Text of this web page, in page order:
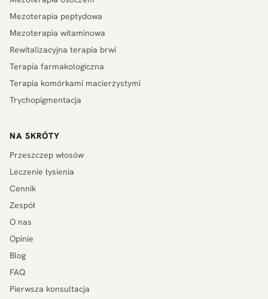
Mezoterapia peptydowa
Mezoterapia witaminowa
Rewitalizacyjna terapia brwi
Terapia farmakologiczna
Terapia komórkami macierzystymi
Trychopigmentacja
NA SKRÓTY
Przeszczep włosów
Leczenie łysienia
Cennik
Zespół
O nas
Opinie
Blog
FAQ
Pierwsza konsultacja